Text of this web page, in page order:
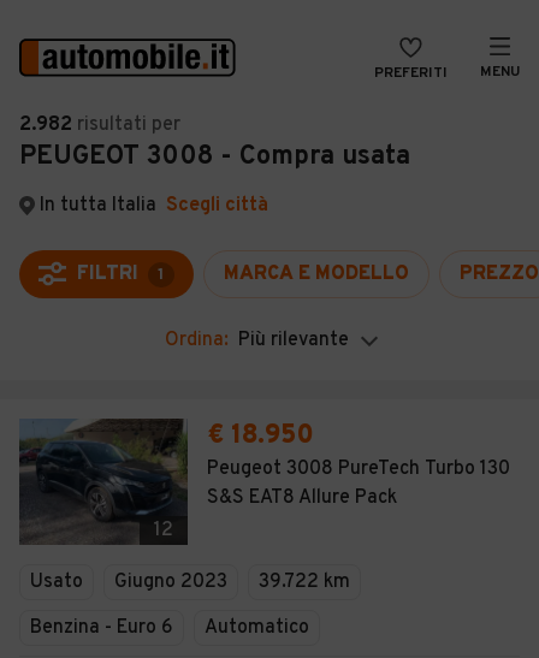
PREFERITI MENU
Auto
Auto usate
Auto Km 0
Auto Nuove
Noleggio a lungo termine
Moto
Camper
Veicoli Commerciali
VENDI
MAGAZINE
ACCEDI
2.982 risultati per
PEUGEOT 3008 - Compra usata
In tutta Italia Scegli città
FILTRI 1 MARCA E MODELLO PREZZO
Ordina: Più rilevante
12
€ 18.950
Peugeot 3008 PureTech Turbo 130
S&S EAT8 Allure Pack
Usato Giugno 2023
39.722 km
Benzina - Euro 6
Automatico